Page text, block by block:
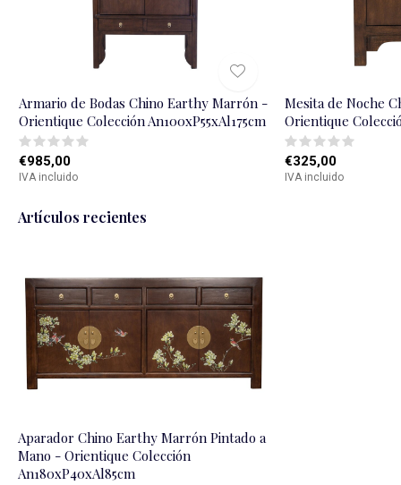
Armario de Bodas Chino Earthy Marrón -
Orientique Colección An100xP55xAl175cm
€985,00
IVA incluido
Mesita de Noche
Orientique
€325,00
IVA incluido
Artículos recientes
Aparador Chino Earthy Marrón Pintado a
Mano - Orientique Colección
An180xP40xAl85cm